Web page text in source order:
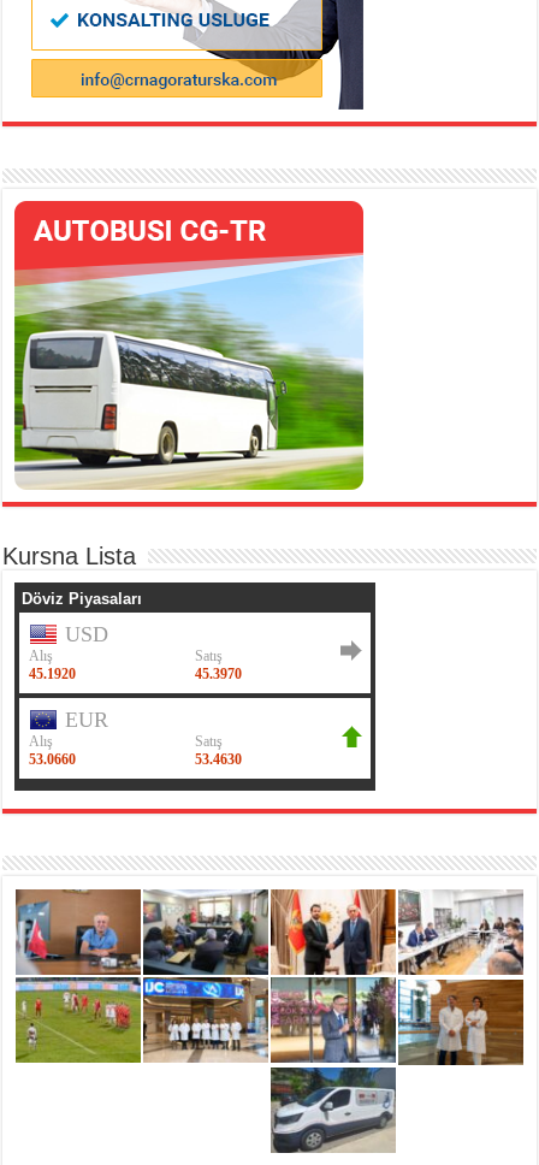
Kursna Lista